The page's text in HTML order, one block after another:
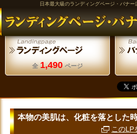
日本最大級のランディングページ・バナー
全 1,490 ページ
本物の美肌は、化粧を落とした
このLP